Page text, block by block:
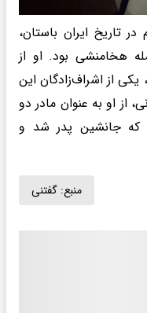
تاریخ ایران باستان،
هخامنشی بود. او از
از اشراف‌زادگان این
از او به عنوان مادر دو
که جانشین پدر شد و
منبع: گفتنی